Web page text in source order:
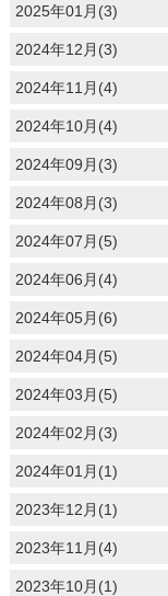
2025年01月(3)
2024年12月(3)
2024年11月(4)
2024年10月(4)
2024年09月(3)
2024年08月(3)
2024年07月(5)
2024年06月(4)
2024年05月(6)
2024年04月(5)
2024年03月(5)
2024年02月(3)
2024年01月(1)
2023年12月(1)
2023年11月(4)
2023年10月(1)